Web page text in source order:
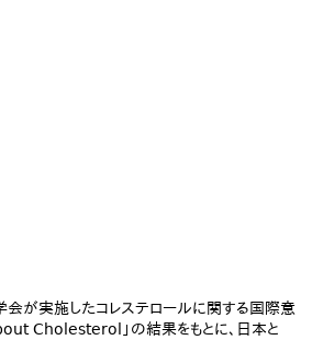
会が実施したコレステロールに関する国際意
Cholesterol」の結果をもとに、日本と